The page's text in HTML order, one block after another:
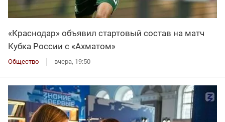
«Краснодар» объявил стартовый состав на матч
Кубка России с «Ахматом»
Общество вчера, 19:50